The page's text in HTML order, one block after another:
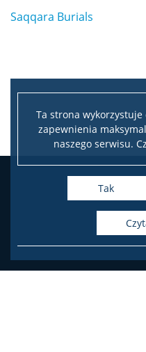
Ta strona wykorzystuje
zapewnienia
naszego serwisu.
Tak
Saqqara Burials